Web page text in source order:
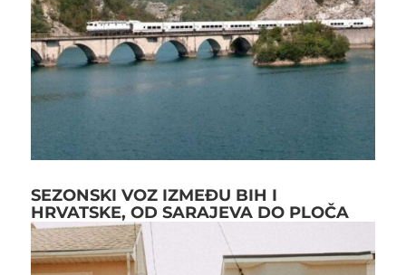
SEZONSKI VOZ IZMEĐU BIH I
HRVATSKE, OD SARAJEVA DO PLOČA